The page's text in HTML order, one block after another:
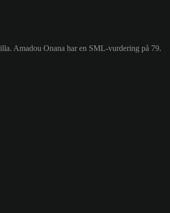
Amadou Onana har en SML-vurdering på 79.